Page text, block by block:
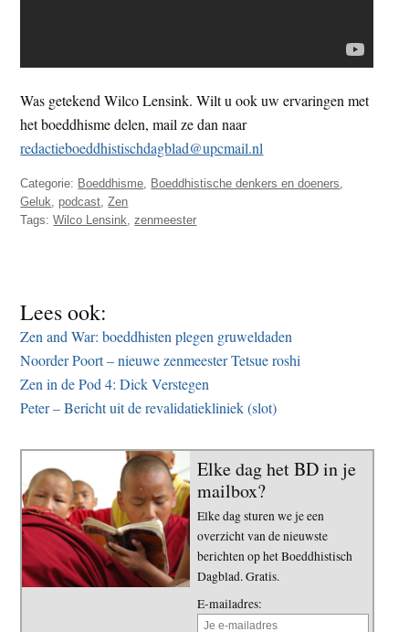
Was getekend Wilco Lensink. Wilt u ook uw ervaringen met
het boeddhisme delen, mail ze dan naar
redactieboeddhistischdagblad@upcmail.nl
Categorie: Boeddhisme Boeddhistische denkers en doeners
Geluk
podcast ,Zen
Tags:Wilco Lensink ,zenmeester
Lees ook:
Zen and War: boeddhisten plegen gruweldaden
Noorder Poort – nieuwe zenmeester Tetsue roshi
Zen in de Pod 4: Dick Verstegen
Peter – Bericht uit de revalidatiekliniek (slot)
Elke dag het BD in je
mailbox?
Elke dag sturen we je een
overzicht van de nieuwste
berichten op het Boeddhistisch
Dagblad. Gratis.
E-mailadres: